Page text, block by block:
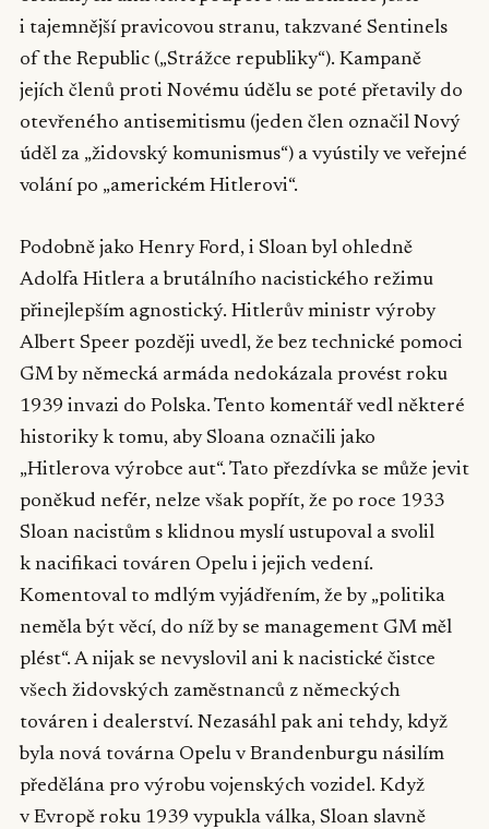
i tajemnější pravicovou stranu, takzvané Sentinels
of the Republic („Strážce republiky“). Kampaně
jejích členů proti Novému údělu se poté přetavily do
otevřeného antisemitismu (jeden člen označil Nový
úděl za „židovský komunismus“) a vyústily ve veřejné
volání po „americkém Hitlerovi“.
Podobně jako Henry Ford, i Sloan byl ohledně
Adolfa Hitlera a brutálního nacistického režimu
přinejlepším agnostický. Hitlerův ministr výroby
Albert Speer později uvedl, že bez technické pomoci
GM by německá armáda nedokázala provést roku
1939 invazi do Polska. Tento komentář vedl některé
historiky k tomu, aby Sloana označili jako
„Hitlerova výrobce aut“. Tato přezdívka se může jevit
poněkud nefér, nelze však popřít, že po roce 1933
Sloan nacistům s klidnou myslí ustupoval a svolil
k nacifikaci továren Opelu i jejich vedení.
Komentoval to mdlým vyjádřením, že by „politika
neměla být věcí, do níž by se management GM měl
plést“. A nijak se nevyslovil ani k nacistické čistce
všech židovských zaměstnanců z německých
továren i dealerství. Nezasáhl pak ani tehdy, když
byla nová továrna Opelu v Brandenburgu násilím
předělána pro výrobu vojenských vozidel. Když
v Evropě roku 1939 vypukla válka, Sloan slavně